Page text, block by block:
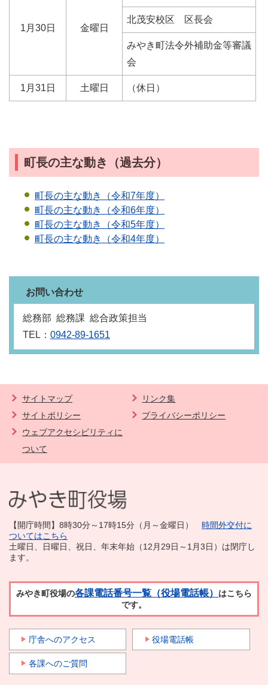
1月30日 金曜日
北茂安校区 区長会
みやき町法令外補助金等審議
会
1月31日 土曜日 （休日）
町長の主な動き（過去分）
町長の主な動き（令和7年度）
町長の主な動き（令和6年度）
町長の主な動き（令和5年度）
町長の主な動き（令和4年度）
お問い合わせ
総務部 総務課 総合政策担当
TEL： 0942-89-1651
サイトマップ
リンク集
サイトポリシー
プライバシーポリシー
ウェブアクセシビリティに
ついて
【開庁時間】8時30分～17時15分（月～金曜日） 時間外交付に
ついてはこちら
土曜日、日曜日、祝日、年末年始（12月29日～1月3日）は閉庁し
ます。
みやき町役場の各課電話番号一覧（役場電話帳） はこちら
です。
庁舎へのアクセス 役場電話帳
各課へのご質問